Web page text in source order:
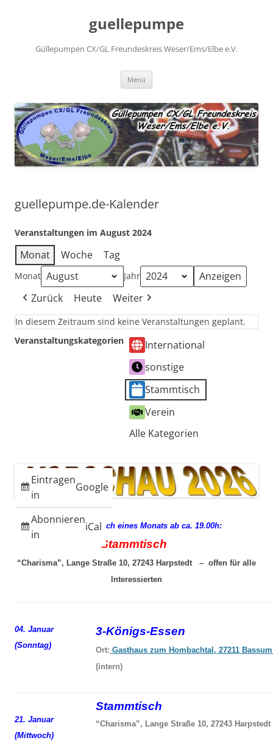
guellepumpe
Güllepumpen CX/GL Freundeskreis Weser/Ems/Elbe e.V.
Menü
guellepumpe.de-Kalender
Veranstaltungen im August 2024
Monat Woche Tag
Monat Jahr
Zurück Heute Weiter
In diesem Zeitraum sind keine Veranstaltungen geplant.
Veranstaltungskategorien
International
sonstige
Stammtisch
Verein
Alle Kategorien
Eintragen
in
Google
Abonnieren
in
iCal
jeden 3. Mittwoch eines Monats ab ca. 19.00h:
Stammtisch
“Charisma”, Lange Straße 10, 27243 Harpstedt – offen für alle
Interessierten
04. Januar
(Sonntag)
3-Königs-Essen
Ort: Gasthaus zum Hombachtal, 27211
(intern)
21. Januar
(Mittwoch)
Stammtisch
“Charisma”, Lange Straße 10, 27243 Harpstedt